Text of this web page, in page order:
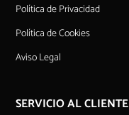
Política de Privacidad
Política de Cookies
Aviso Legal
SERVICIO AL CLIENTE